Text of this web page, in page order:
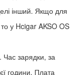
інший. Якщо для
у Hcigar AKSO OS
Час зарядки, за
години. Плата